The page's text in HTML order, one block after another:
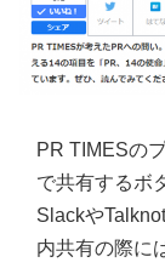
PR TIMESの
で共有するボ
Slackや
内共有の際に